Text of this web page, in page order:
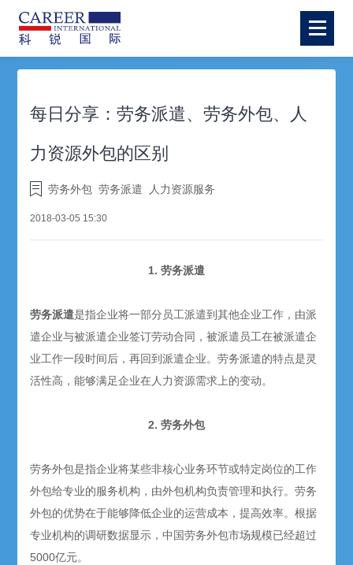
每日分享：劳务派遣、劳务外包、人
力资源外包的区别
劳务外包 劳务派遣 人力资源服务
2018-03-05 15:30
1. 劳务派遣
劳务派遣是指企业将一部分员工派遣到其他企业工作，由派
遣企业与被派遣企业签订劳动合同，被派遣员工在被派遣企
业工作一段时间后，再回到派遣企业。劳务派遣的特点是灵
活性高，能够满足企业在人力资源需求上的变动。
2. 劳务外包
劳务外包是指企业将某些非核心业务环节或特定岗位的工作
外包给专业的服务机构，由外包机构负责管理和执行。劳务
外包的优势在于能够降低企业的运营成本，提高效率。根据
专业机构的调研数据显示，中国劳务外包市场规模已经超过
5000亿元。